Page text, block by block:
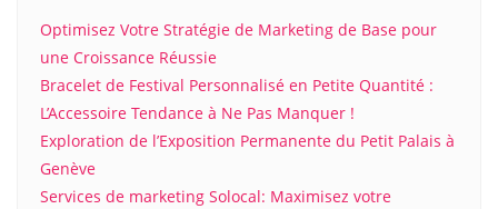
Optimisez Votre Stratégie de Marketing de Base pour
une Croissance Réussie
Bracelet de Festival Personnalisé en Petite Quantité :
L’Accessoire Tendance à Ne Pas Manquer !
Exploration de l’Exposition Permanente du Petit Palais à
Genève
Services de marketing Solocal: Maximisez votre